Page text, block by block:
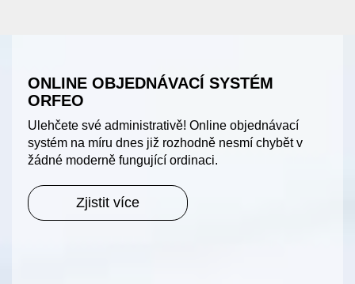
ONLINE OBJEDNÁVACÍ SYSTÉM
ORFEO
Ulehčete své administrativě! Online objednávací
systém na míru dnes již rozhodně nesmí chybět v
žádné moderně fungující ordinaci.
Zjistit více